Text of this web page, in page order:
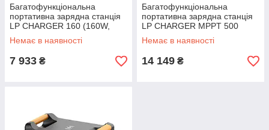
Багатофункціональна
портативна зарядна станція
LP CHARGER 160 (160W,
204Wh)
Немає в наявності
7 933 ₴
Багатофункціональна
портативна зарядна станція
LP CHARGER MPPT 500
(500W, 512Wh)
Немає в наявності
14 149 ₴